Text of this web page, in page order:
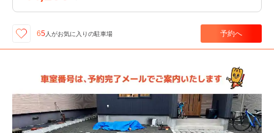
65 人がお気に入りの駐車場 予約へ